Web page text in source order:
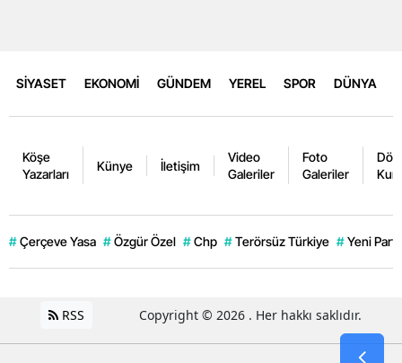
SİYASET EKONOMİ GÜNDEM YEREL SPOR DÜNYA
Köşe
Yazarları
Künye İletişim
Video
Galeriler
Foto
Galeriler
# Çerçeve Yasa # Özgür Özel # Chp # Terörsüz Türkiye # Yeni Parti
RSS Copyright © 2026 . Her hakkı saklıdır.